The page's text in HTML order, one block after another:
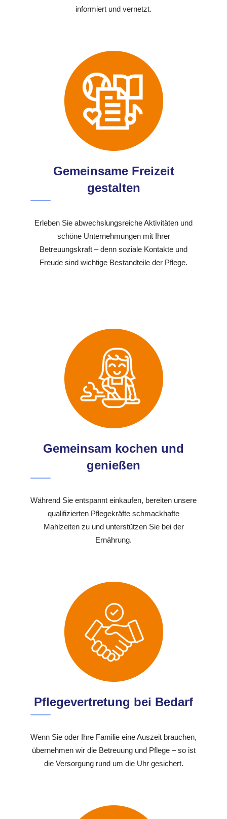
informiert und vernetzt.
Gemeinsame Freizeit
gestalten
Erleben Sie abwechslungsreiche Aktivitäten und
schöne Unternehmungen mit Ihrer
Betreuungskraft – denn soziale Kontakte und
Freude sind wichtige Bestandteile der Pflege.
Gemeinsam kochen und
genießen
Während Sie entspannt einkaufen, bereiten unsere
qualifizierten Pflegekräfte schmackhafte
Mahlzeiten zu und unterstützen Sie bei der
Ernährung.
Pflegevertretung bei Bedarf
Wenn Sie oder Ihre Familie eine Auszeit brauchen,
übernehmen wir die Betreuung und Pflege – so ist
die Versorgung rund um die Uhr gesichert.